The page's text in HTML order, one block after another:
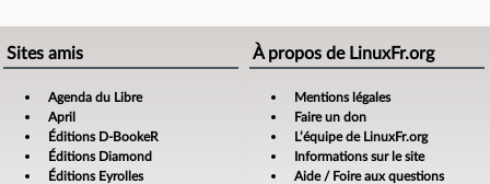
Sites amis
Agenda du Libre
April
Éditions D-BookeR
Éditions Diamond
Éditions Eyrolles
À propos de LinuxFr.org
Mentions légales
Faire un don
L’équipe de LinuxFr.org
Informations sur le site
Aide / Foire aux questions